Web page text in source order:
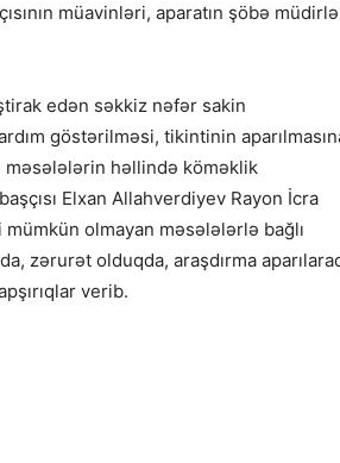
müavinləri, aparatın şöbə
edən səkkiz nəfər sakin
göstərilməsi, tikintinin
məsələlərin həllində köməklik
Elxan Allahverdiyev Rayon İcra
olmayan məsələlərlə bağlı
zərurət olduqda, araşdırma
verib.